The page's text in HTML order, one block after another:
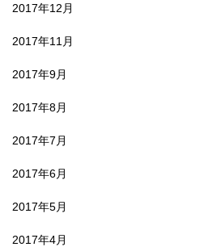
2017年12月
2017年11月
2017年9月
2017年8月
2017年7月
2017年6月
2017年5月
2017年4月